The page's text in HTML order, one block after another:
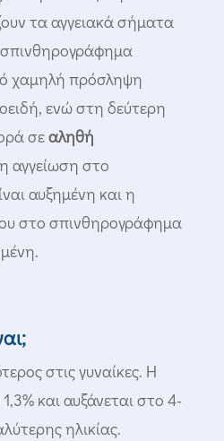
τα αγγειακά σήματα
χαμηλή πρόσληψη
ενώ στη δεύτερη
σεαληθή
αγγείωση στο
αυξημένη και η
στο σπινθηρογράφημα
στις γυναίκες. Η
και αυξάνεται στο 4-
ηλικίας.